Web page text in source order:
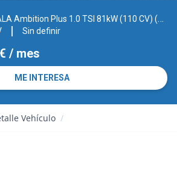
Ambition Plus 1.0 TSI 81kW (110 CV) (NW13J514)
Sin definir
/ mes
ME INTERESA
Vehículo /